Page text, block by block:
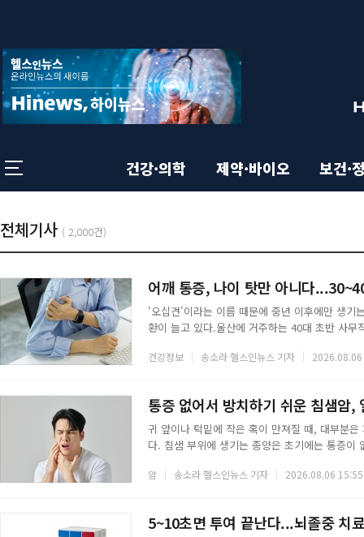
단
영
역
건강·의학 제약·바이오 보건·
본
문
영
역
전체기사 목
록
( :2,000건)
목
록
보
기
형
태
어깨 통증, 나이 탓만 아니다
'오십견'이라는 이름 때문에 중년 이후에만 생기
환이 늘고 있다.울산에 거주하는 40대 초반 사
팔을 올리는 것만으로도 심한 통증이 있어 업무
건강정보 송소라 헬스인뉴스 기자
통증 없어서 방치하기 쉬운 침샘암,
귀 앞이나 턱밑에 작은 혹이 만져질 때, 대부분
다. 침샘 부위에 생기는 종양은 초기에는 통증이
때문에, 이 부위에 악성종양이 생기면 얼굴 한쪽
암 송소라 헬스인뉴스 기자 2026.08.06 15:55
5~10초면 투여 끝난다...뇌졸중 치